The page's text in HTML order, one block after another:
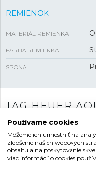
REMIENOK
MATERIÁL REMIENKA
FARBA REMIENKA
SPONA
TAG HEUER
V ponuke značky TAG
potápačské modely.
všetky majú
otočnou lunetoua
Používame cookies
Môžeme ich umiestniť na
zlepšenie našich webových
obsahu a na poskytovanie
viac informácií o cookies